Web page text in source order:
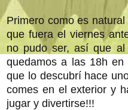
Primero como es
que fuera el viernes
no pudo ser, así que
quedamos a las 18h
que lo descubrí hace
comes en el exterior y
jugar y divertirse!!!